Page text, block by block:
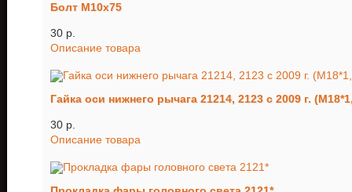
Болт М10х75
30 p.
Описание товара
Гайка оси нижнего рычага 21214, 2123 с 2009 г.
30 p.
Описание товара